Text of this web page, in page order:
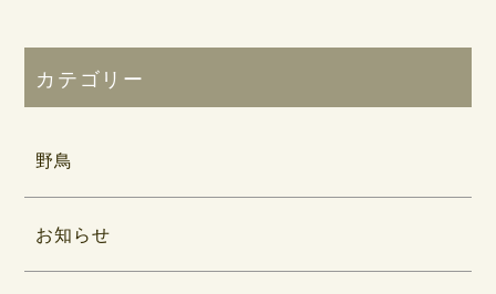
カテゴリー
野鳥
お知らせ